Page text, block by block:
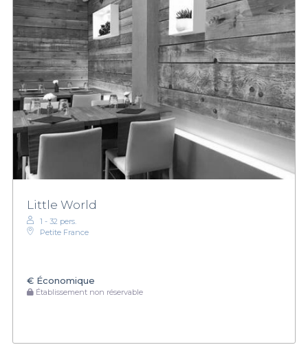
Little World
1 - 32 pers.
Petite France
€ Économique
Établissement non réservable